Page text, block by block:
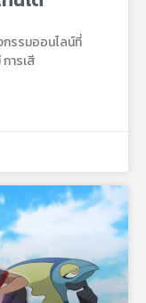
รรมออนไลน์ที่
ารเสี